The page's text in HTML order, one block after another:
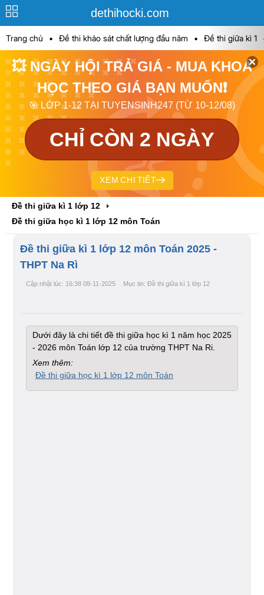
dethihocki.com
Trang chủ • Đề thi khảo sát chất lượng đầu năm • Đề thi giữa kì 1
💥 NGÀY HỘI TRẢ GIÁ - MUA KHOÁ
HỌC THEO GIÁ BẠN MUỐN❗
🎯 LỚP 1-12 TẠI TUYENSINH247 (TỪ 10-12/08)
CHỈ CÒN 2 NGÀY
XEM CHI TIẾT
Đề thi giữa kì 1 lớp 12
Đề thi giữa học kì 1 lớp 12 môn Toán
Đề thi giữa kì 1 lớp 12 môn Toán 2025 -
THPT Na Rì
Cập nhật lúc: 16:38 08-11-2025 Mục tin: Đề thi giữa kì 1 lớp 12
Dưới đây là chi tiết đề thi giữa học kì 1 năm học 2025
- 2026 môn Toán lớp 12 của trường THPT Na Ri.
Xem thêm:
Đề thi giữa học kì 1 lớp 12 môn Toán